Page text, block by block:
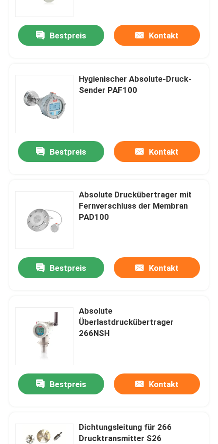
Bestpreis Kontakt
Hygienischer Absolute-Druck-
Sender PAF100
Bestpreis Kontakt
Absolute Druckübertrager mit
Fernverschluss der Membran
PAD100
Bestpreis Kontakt
Absolute
Überlastdruckübertrager
266NSH
Bestpreis Kontakt
Dichtungsleitung für 266
Drucktransmitter S26